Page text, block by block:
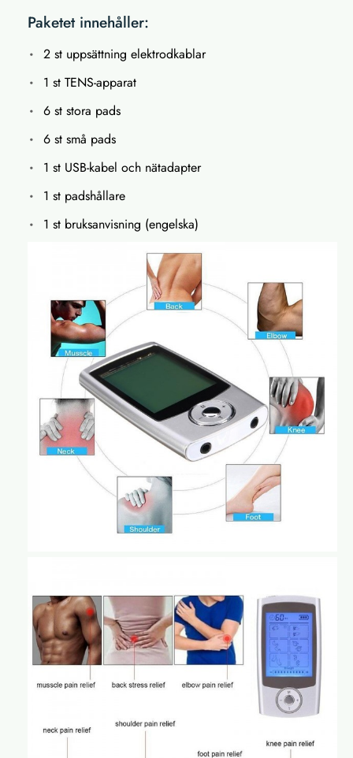
Paketet innehåller:
2 st uppsättning elektrodkablar
1 st TENS-apparat
6 st stora pads
6 st små pads
1 st USB-kabel och nätadapter
1 st padshållare
1 st bruksanvisning (engelska)